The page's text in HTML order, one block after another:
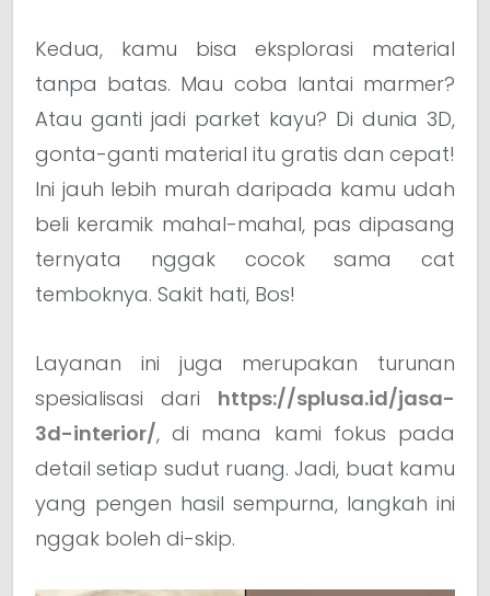
Kedua, kamu bisa eksplorasi material
tanpa batas. Mau coba lantai marmer?
Atau ganti jadi parket kayu? Di dunia 3D,
gonta-ganti material itu gratis dan cepat!
Ini jauh lebih murah daripada kamu udah
beli keramik mahal-mahal, pas dipasang
ternyata nggak cocok sama cat
temboknya. Sakit hati, Bos!
Layanan ini juga merupakan turunan
spesialisasi dari https://splusa.id/jasa-
3d-interior/, di mana kami fokus pada
detail setiap sudut ruang. Jadi, buat kamu
yang pengen hasil sempurna, langkah ini
nggak boleh di-skip.